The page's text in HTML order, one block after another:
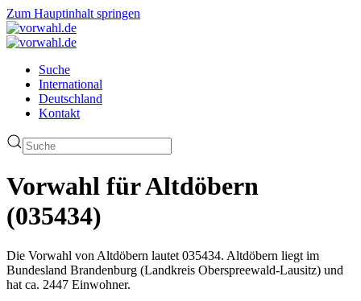
Zum Hauptinhalt springen
Suche
International
Deutschland
Kontakt
Vorwahl für Altdöbern
(035434)
Die Vorwahl von Altdöbern lautet 035434. Altdöbern liegt im
Bundesland Brandenburg (Landkreis Oberspreewald-Lausitz) und
hat ca. 2447 Einwohner.